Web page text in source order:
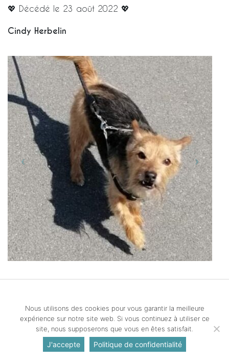
💖 Décédé le 23 août 2022 💖
Cindy Herbelin
–Politique de confidentialité
Création de sites Internet | ProduWeb
Nous utilisons des cookies pour vous garantir la meilleure
expérience sur notre site web. Si vous continuez à utiliser ce
site, nous supposerons que vous en êtes satisfait.
J'accepte Politique de confidentialité